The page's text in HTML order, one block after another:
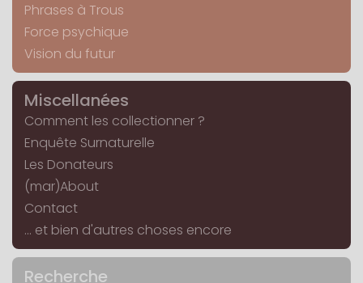
Phrases à Trous
Force psychique
Vision du futur
Miscellanées
Comment les collectionner ?
Enquête Surnaturelle
Les Donateurs
(mar)About
Contact
... et bien d'autres choses encore
Recherche